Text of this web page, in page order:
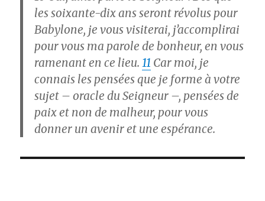
les soixante-dix ans seront révolus pour
Babylone, je vous visiterai, j’accomplirai
pour vous ma parole de bonheur, en vous
ramenant en ce lieu. 11 Car moi, je
connais les pensées que je forme à votre
sujet – oracle du Seigneur –, pensées de
paix et non de malheur, pour vous
donner un avenir et une espérance.